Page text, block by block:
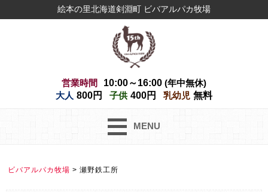
絵本の里北海道剣淵町 ビバアルパカ牧場
営業時間 10:00～16:00 (年中無休)
大人 800円 子供 400円 乳幼児 無料
MENU
ビバアルパカ牧場 > 瀬野鉄工所